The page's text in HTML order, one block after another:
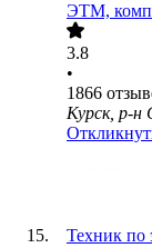
ЭТМ,
3.8
•
1866
Курск, р-н
Техник по